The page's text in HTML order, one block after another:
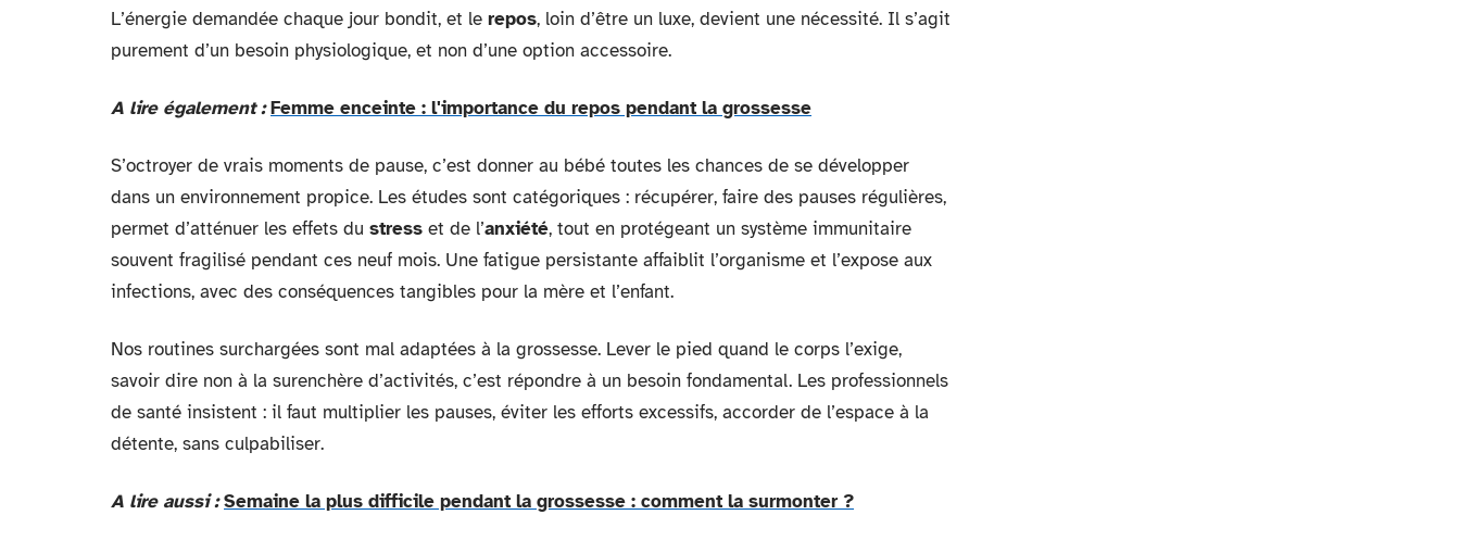
L’énergie demandée chaque jour bondit, et le repos, loin d’être un luxe, devient une nécessité. Il s’agit
purement d’un besoin physiologique, et non d’une option accessoire.
A lire également : Femme enceinte : l'importance du repos pendant la grossesse
S’octroyer de vrais moments de pause, c’est donner au bébé toutes les chances de se développer
dans un environnement propice. Les études sont catégoriques : récupérer, faire des pauses régulières,
permet d’atténuer les effets du stress et de l’anxiété, tout en protégeant un système immunitaire
souvent fragilisé pendant ces neuf mois. Une fatigue persistante affaiblit l’organisme et l’expose aux
infections, avec des conséquences tangibles pour la mère et l’enfant.
Nos routines surchargées sont mal adaptées à la grossesse. Lever le pied quand le corps l’exige,
savoir dire non à la surenchère d’activités, c’est répondre à un besoin fondamental. Les professionnels
de santé insistent : il faut multiplier les pauses, éviter les efforts excessifs, accorder de l’espace à la
détente, sans culpabiliser.
A lire aussi : Semaine la plus difficile pendant la grossesse : comment la surmonter ?